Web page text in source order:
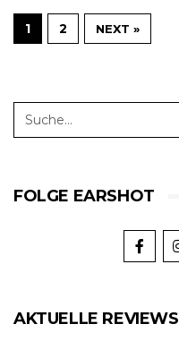
1 2 NEXT »
FOLGE EARSHOT
AKTUELLE REVIEWS